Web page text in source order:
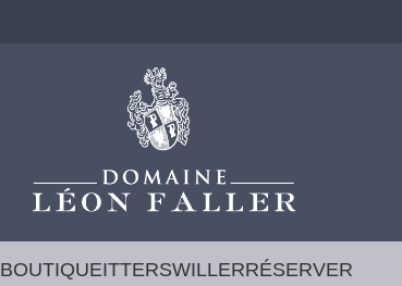
BOUTIQUEITTERSWILLERRÉSERVER